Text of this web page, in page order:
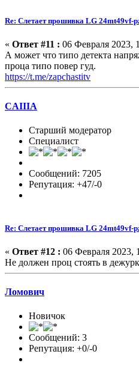
Re: Слетает прошивка LG 24mt49vf-
« Ответ #11 : 06 Февраля 2023,
А может что типо детекта
проца типо повер гуд.
https://t.me/zapchastitv
CAIIIA
Старший модератор
Специалист
Сообщений: 7205
Репутация: +47/-0
Re: Слетает прошивка LG 24mt49vf-
« Ответ #12 : 06 Февраля 2023,
Не должен проц стоять в
Ломович
Новичок
Сообщений: 3
Репутация: +0/-0